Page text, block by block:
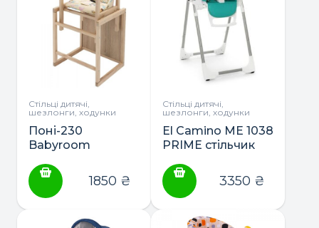
Стільці дитячі,
шезлонги, ходунки
Поні-230
Babyroom
трансформер
ЕКО з
пластиковою
столешнею (без
1850 ₴
Стільці дитячі,
шезлонги, ходунки
El Camino ME 1038
PRIME стільчик
3350 ₴